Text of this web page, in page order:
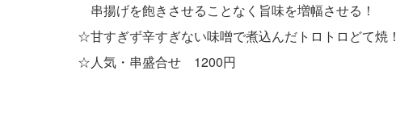
串揚げを飽きさせることなく旨味を増幅させる！
☆甘すぎず辛すぎない味噌で煮込んだトロトロどて焼！
☆人気・串盛合せ 1200円